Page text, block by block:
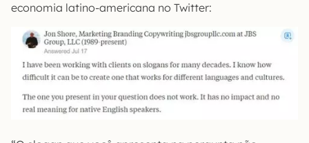
economia latino-americana no Twitter: